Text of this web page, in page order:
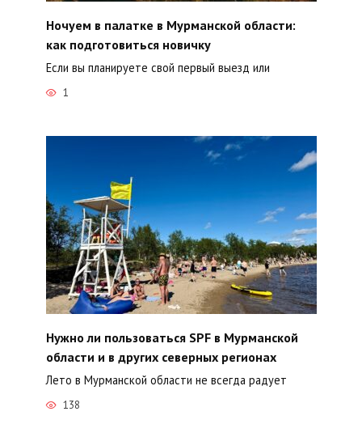
Ночуем в палатке в Мурманской области:
как подготовиться новичку
Если вы планируете свой первый выезд или
1
Нужно ли пользоваться SPF в Мурманской
области и в других северных регионах
Лето в Мурманской области не всегда радует
138